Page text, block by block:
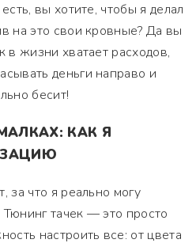
вы хотите, чтобы я делал
на это свои кровные? Да вы
в жизни хватает расходов,
деньги направо и
бесит!
КАК Я
за что я реально могу
Тюнинг тачек — это просто
настроить все: от цвета